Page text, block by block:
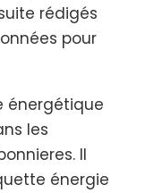
rédigés
pour
énergétique
les
Il
énergie